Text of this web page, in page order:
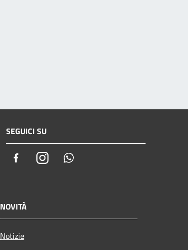
SEGUICI SU
FacebookInstagram
NOVITÀ
Notizie